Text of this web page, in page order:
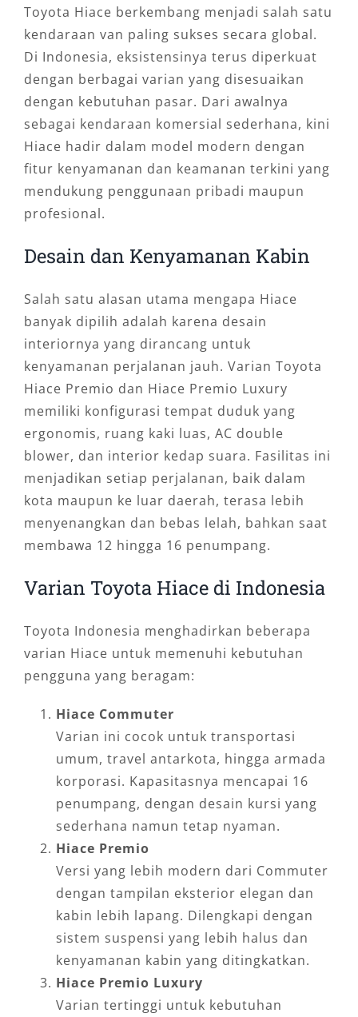
Toyota Hiace berkembang menjadi salah satu
kendaraan van paling sukses secara global.
Di Indonesia, eksistensinya terus diperkuat
dengan berbagai varian yang disesuaikan
dengan kebutuhan pasar. Dari awalnya
sebagai kendaraan komersial sederhana, kini
Hiace hadir dalam model modern dengan
fitur kenyamanan dan keamanan terkini yang
mendukung penggunaan pribadi maupun
profesional.
Desain dan Kenyamanan Kabin
Salah satu alasan utama mengapa Hiace
banyak dipilih adalah karena desain
interiornya yang dirancang untuk
kenyamanan perjalanan jauh. Varian Toyota
Hiace Premio dan Hiace Premio Luxury
memiliki konfigurasi tempat duduk yang
ergonomis, ruang kaki luas, AC double
blower, dan interior kedap suara. Fasilitas ini
menjadikan setiap perjalanan, baik dalam
kota maupun ke luar daerah, terasa lebih
menyenangkan dan bebas lelah, bahkan saat
membawa 12 hingga 16 penumpang.
Varian Toyota Hiace di Indonesia
Toyota Indonesia menghadirkan beberapa
varian Hiace untuk memenuhi kebutuhan
pengguna yang beragam:
Hiace Commuter
Varian ini cocok untuk transportasi
umum, travel antarkota, hingga armada
korporasi. Kapasitasnya mencapai 16
penumpang, dengan desain kursi yang
sederhana namun tetap nyaman.
Hiace Premio
Versi yang lebih modern dari Commuter
dengan tampilan eksterior elegan dan
kabin lebih lapang. Dilengkapi dengan
sistem suspensi yang lebih halus dan
kenyamanan kabin yang ditingkatkan.
Hiace Premio Luxury
Varian tertinggi untuk kebutuhan